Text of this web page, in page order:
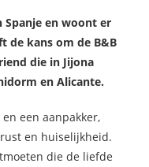
Spanje en woont er
de kans om de B&B
die in Jijona
en Alicante.
een aanpakker,
en huiselijkheid.
die de liefde